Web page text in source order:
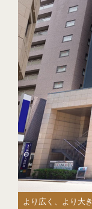
より広く、より大